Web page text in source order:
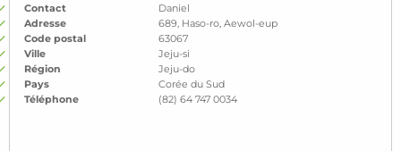
Contact
Daniel
Adresse
689, Haso-ro, Aewol-eup
Code postal
63067
Ville
Jeju-si
Région
Jeju-do
Pays
Corée du Sud
Téléphone
(82) 64 747 0034